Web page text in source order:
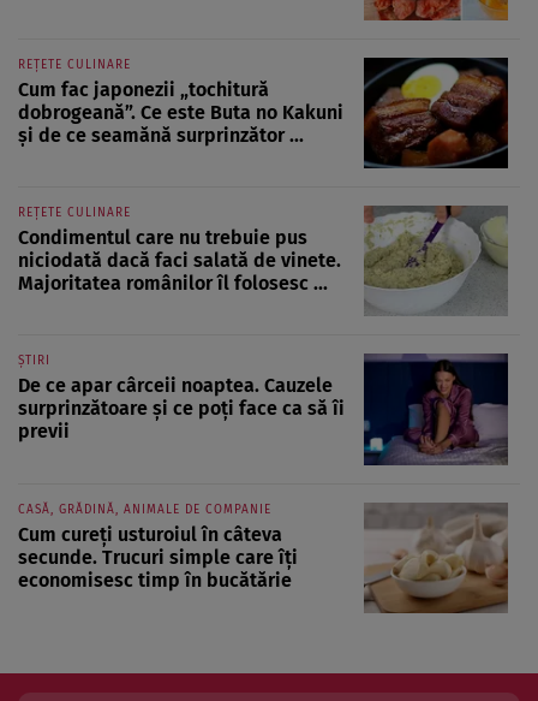
REȚETE CULINARE
Cum fac japonezii „tochitură
dobrogeană”. Ce este Buta no Kakuni
și de ce seamănă surprinzător ...
REȚETE CULINARE
Condimentul care nu trebuie pus
niciodată dacă faci salată de vinete.
Majoritatea românilor îl folosesc ...
ȘTIRI
De ce apar cârceii noaptea. Cauzele
surprinzătoare și ce poți face ca să îi
previi
CASĂ, GRĂDINĂ, ANIMALE DE COMPANIE
Cum cureți usturoiul în câteva
secunde. Trucuri simple care îți
economisesc timp în bucătărie